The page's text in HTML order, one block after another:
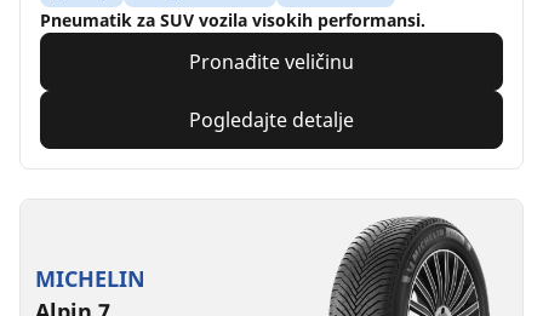
Pneumatik za SUV vozila visokih performansi.
Pronađite veličinu
Pogledajte detalje
MICHELIN